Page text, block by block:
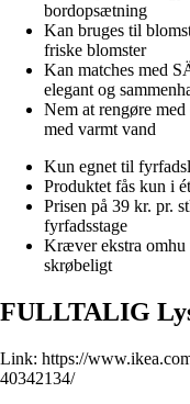
bordopsætning
Kan bruges til
friske blomster
Kan matches med
elegant og
Nem at rengøre
med varmt vand
Kun egnet til
Produktet fås kun i
Prisen på 39 kr. pr.
fyrfadsstage
Kræver ekstra omhu
skrøbeligt
FULLTALIG
Link: https://
40342134/